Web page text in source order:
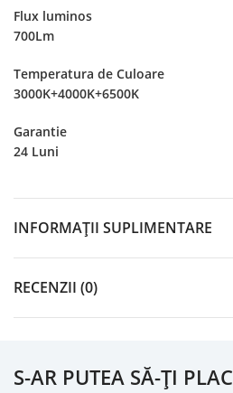
Flux luminos
700Lm
Temperatura de Culoare
3000K+4000K+6500K
Garantie
24 Luni
INFORMAȚII SUPLIMENTARE
RECENZII (0)
S-AR PUTEA SĂ-ȚI